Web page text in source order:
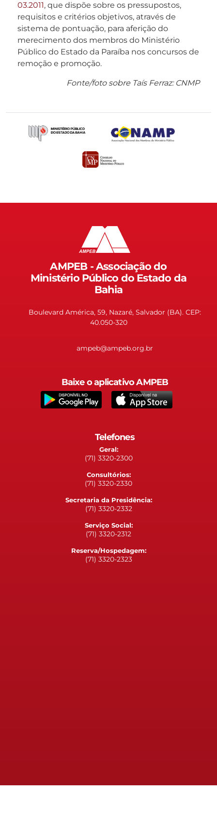
03.2011, que dispõe sobre os pressupostos,
requisitos e critérios objetivos, através de
sistema de pontuação, para aferição do
merecimento dos membros do Ministério
Público do Estado da Paraíba nos concursos de
remoção e promoção.
Fonte/foto sobre Taís Ferraz: CNMP
AMPEB - Associação do
Ministério Público do Estado da
Bahia
Boulevard América, 59, Nazaré, Salvador (BA). CEP:
40.050-320
ampeb@ampeb.org.br
Baixe o aplicativo AMPEB
Telefones
Geral:
(71) 3320-2300
Consultórios:
(71) 3320-2330
Secretaria da Presidência:
(71) 3320-2332
Serviço Social:
(71) 3320-2312
Reserva/Hospedagem:
(71) 3320-2323